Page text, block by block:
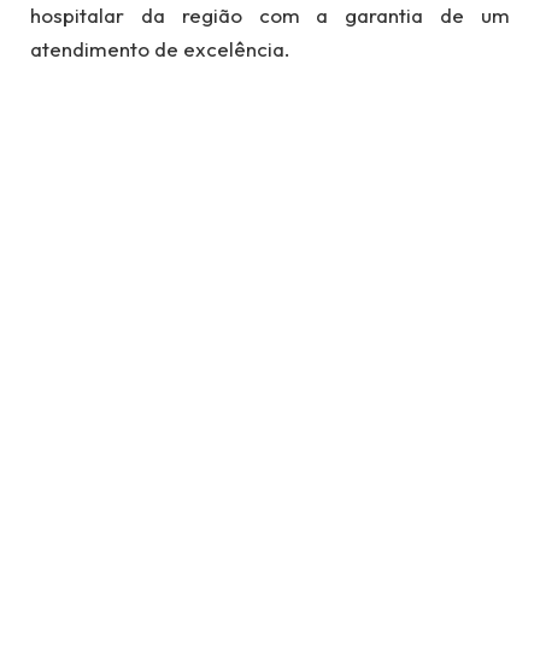
hospitalar da região com a garantia de um
atendimento de excelência.